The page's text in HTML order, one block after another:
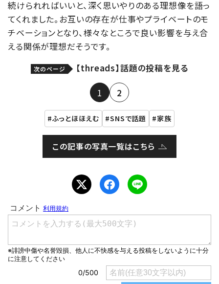
続けられればいいと、深く思いやりのある理想像を語っ
てくれました。お互いの存在が仕事やプライベートのモ
チベーションとなり、様々なところで良い影響を与え合
える関係が理想だそうです。
次のページ 【threads】話題の投稿を見る
1 2
ふっとほほえむ SNSで話題 家族
この記事の写真一覧はこちら